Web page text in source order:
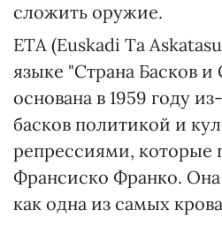
сложить оружие.
ETA (Euskadi Ta
языке "Страна Басков и
основана в 1959 году
басков политикой и
репрессиями,
Франсиско Франко. Она
как одна из самых